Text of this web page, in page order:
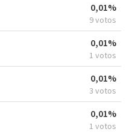
0,01%
9 votos
0,01%
1 votos
0,01%
3 votos
0,01%
1 votos